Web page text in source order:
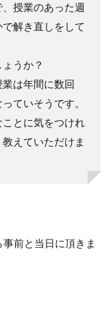
授業のあった週
解き直しをして
うか？
は年間に数回
ていそうです。
とに気をつけれ
えていただけま
前と当日に頂きま